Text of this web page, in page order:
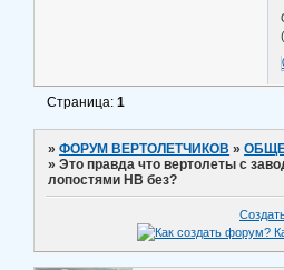
Страница:1
»ФОРУМ ВЕРТОЛЕТЧИКОВ »
»Это правда что вертолеты с
лопостями НВ без?